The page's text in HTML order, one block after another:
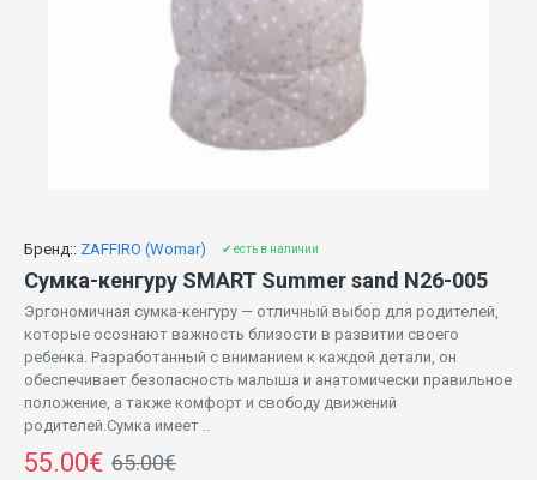
Бренд:: ZAFFIRO (Womar) ✔ есть в наличии
Сумка-кенгуру SMART Summer sand N26-005
Эргономичная сумка-кенгуру — отличный выбор для родителей,
которые осознают важность близости в развитии своего
ребенка. Разработанный с вниманием к каждой детали, он
обеспечивает безопасность малыша и анатомически правильное
положение, а также комфорт и свободу движений
родителей.Сумка имеет ..
55.00€ 65.00€